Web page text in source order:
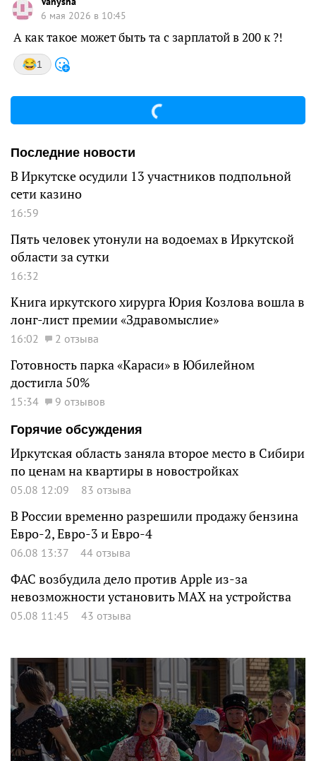
6 мая 2026 в 10:45
А как такое может быть та с зарплатой в 200 к ?!
1
Последние новости
В Иркутске осудили 13 участников подпольной
сети казино
16:59
Пять человек утонули на водоемах в Иркутской
области за сутки
16:32
Книга иркутского хирурга Юрия Козлова вошла в
лонг-лист премии «Здравомыслие»
16:02 2 отзыва
Готовность парка «Караси» в Юбилейном
достигла 50%
15:34
9 отзывов
Горячие обсуждения
Иркутская область заняла второе место в Сибири
по ценам на квартиры в новостройках
05.08 12:09 83 отзыва
В России временно разрешили продажу бензина
Евро-2, Евро-3 и Евро-4
06.08 13:37 44 отзыва
ФАС возбудила дело против Apple из-за
невозможности установить MAX на устройства
05.08 11:45 43 отзыва